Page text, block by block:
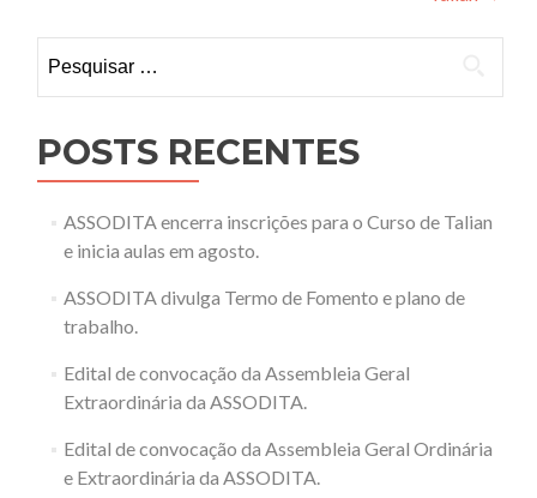
por:
POSTS RECENTES
ASSODITA encerra inscrições para o Curso de Talian
e inicia aulas em agosto.
ASSODITA divulga Termo de Fomento e plano de
trabalho.
Edital de convocação da Assembleia Geral
Extraordinária da ASSODITA.
Edital de convocação da Assembleia Geral Ordinária
e Extraordinária da ASSODITA.